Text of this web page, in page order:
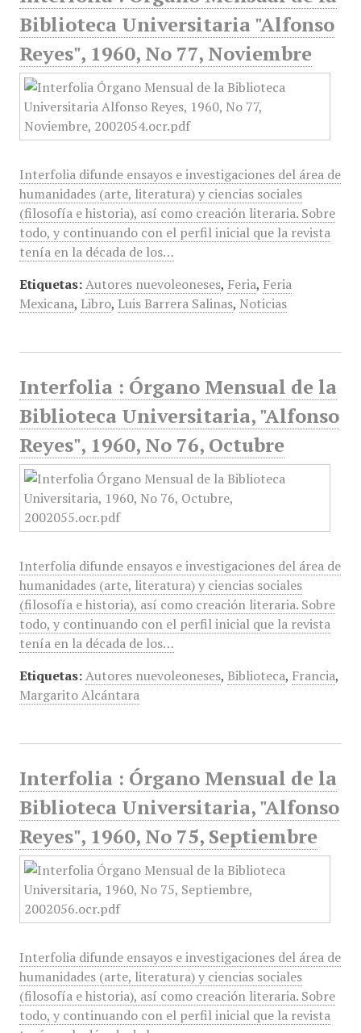
Biblioteca Universitaria "Alfonso
Reyes", 1960, No 77, Noviembre
Interfolia difunde ensayos e investigaciones del área de
humanidades (arte, literatura) y ciencias sociales
(filosofía e historia), así como creación literaria. Sobre
todo, y continuando con el perfil inicial que la revista
tenía en la década de los…
Etiquetas: Autores nuevoleoneses, Feria, Feria
Mexicana, Libro, Luis Barrera Salinas, Noticias
Interfolia : Órgano Mensual de la
Biblioteca Universitaria, "Alfonso
Reyes", 1960, No 76, Octubre
Interfolia difunde ensayos e investigaciones del área de
humanidades (arte, literatura) y ciencias sociales
(filosofía e historia), así como creación literaria. Sobre
todo, y continuando con el perfil inicial que la revista
tenía en la década de los…
Etiquetas: Autores nuevoleoneses, Biblioteca, Francia,
Margarito Alcántara
Interfolia : Órgano Mensual de la
Biblioteca Universitaria, "Alfonso
Reyes", 1960, No 75, Septiembre
Interfolia difunde ensayos e investigaciones del área de
humanidades (arte, literatura) y ciencias sociales
(filosofía e historia), así como creación literaria. Sobre
todo, y continuando con el perfil inicial que la revista